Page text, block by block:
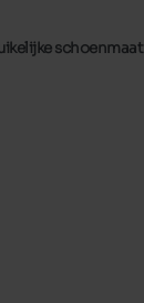
schoenmaat